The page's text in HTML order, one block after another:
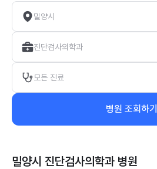
밀양시
진단검사의학과
모든 진료
병원 조회하기
밀양시 진단검사의학과 병원